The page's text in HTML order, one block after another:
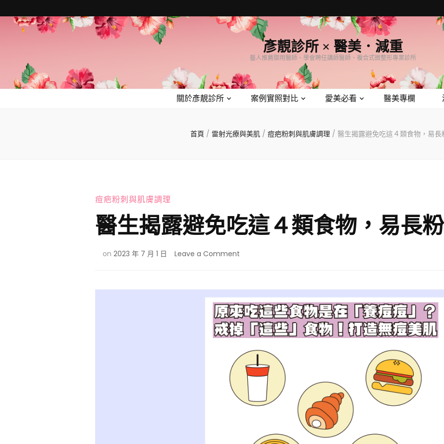
彥靚診所 × 醫美．減重
藝人推薦御用醫師、學會聘任講師醫師、複合式微整形專業診所
關於彥靚診所 案例實照對比 愛美必看 醫美專欄
首頁 / 雷射光療與美肌 / 痘疤粉刺與肌膚調理 / 醫生揭露避免吃這４類食物，易長
痘疤粉刺與肌膚調理
醫生揭露避免吃這４類食物，易長
on 2023 年 7 月 1 日 Leave a Comment
避
免
吃
這
類
食
物，
長